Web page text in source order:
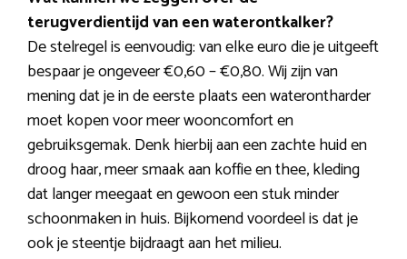
terugverdientijd van een waterontkalker?
De stelregel is eenvoudig: van elke euro die je uitgeeft
bespaar je ongeveer €0,60 – €0,80. Wij zijn van
mening dat je in de eerste plaats een waterontharder
moet kopen voor meer wooncomfort en
gebruiksgemak. Denk hierbij aan een zachte huid en
droog haar, meer smaak aan koffie en thee, kleding
dat langer meegaat en gewoon een stuk minder
schoonmaken in huis. Bijkomend voordeel is dat je
ook je steentje bijdraagt aan het milieu.